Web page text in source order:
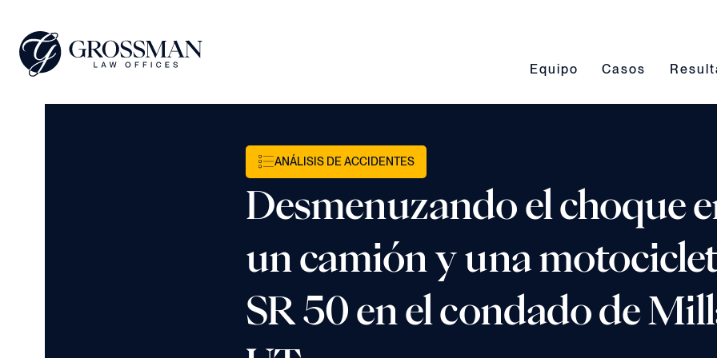
Conmutación del submenú
Equipo Conmutación del
Casos
ANÁLISIS DE ACCIDENTES
Desmenuzando el choque
un camión y una
SR 50 en el condado de